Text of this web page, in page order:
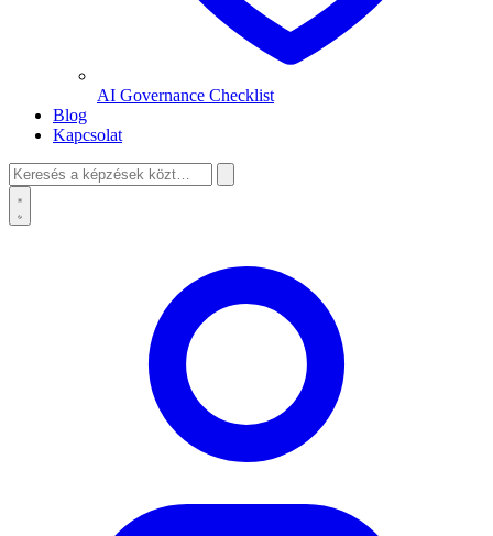
AI Governance Checklist
Blog
Kapcsolat